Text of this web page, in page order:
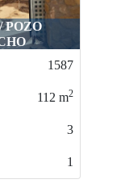
POZO
1587
112 m2
3
1